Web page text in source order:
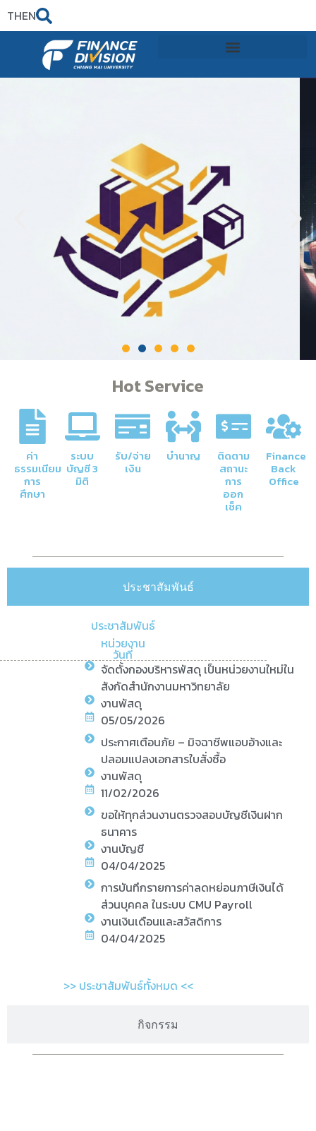
THEN
Hot Service
ค่า
ธรรมเนียม
การ
ศึกษา
ระบบ
บัญชี 3
มิติ
รับ/จ่าย
เงิน
บำนาญ ติดตาม
สถานะ
การ
ออก
เช็ค
Finance
Back
Office
ประชาสัมพันธ์
กิจกรรม
ประชาสัมพันธ์
หน่วยงาน
วันที่
จัดตั้งกองบริหารพัสดุ เป็นหน่วยงานใหม่ใน
สังกัดสำนักงานมหาวิทยาลัย
งานพัสดุ
05/05/2026
ประกาศเตือนภัย – มิจฉาชีพแอบอ้างและ
ปลอมแปลงเอกสารใบสั่งซื้อ
งานพัสดุ
11/02/2026
ขอให้ทุกส่วนงานตรวจสอบบัญชีเงินฝาก
ธนาคาร
งานบัญชี
04/04/2025
การบันทึกรายการค่าลดหย่อนภาษีเงินได้
ส่วนบุคคล ในระบบ CMU Payroll
งานเงินเดือนและสวัสดิการ
04/04/2025
>> ประชาสัมพันธ์ทั้งหมด <<